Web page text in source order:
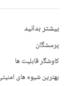
بیشتر بدانید
پرسشگان
کاوشگر قابلیت ها
بهترین شیوه های امنیتی API